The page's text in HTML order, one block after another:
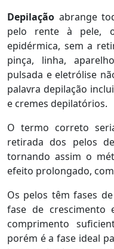
Depilação abrange
pelo rente à pele,
epidérmica, sem a
pinça, linha,
pulsada e eletrólise
palavra depilação
e cremes depilatórios.
O termo correto
retirada dos pelos
tornando assim o
efeito prolongado,
Os pelos têm fases
fase de
comprimento
porém é a fase ideal